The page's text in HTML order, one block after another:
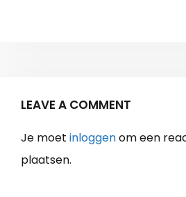
LEAVE A COMMENT
Je moet inloggenom een
plaatsen.